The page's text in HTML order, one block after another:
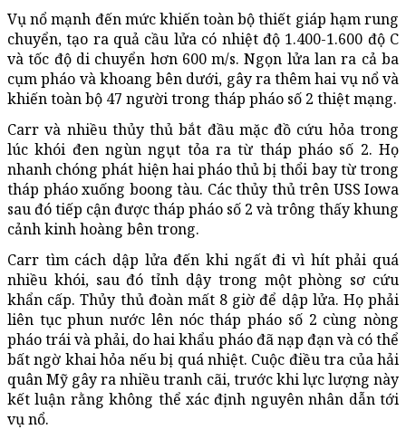
Vụ nổ mạnh đến mức khiến toàn bộ thiết giáp hạm rung
chuyển, tạo ra quả cầu lửa có nhiệt độ 1.400-1.600 độ C
và tốc độ di chuyển hơn 600 m/s. Ngọn lửa lan ra cả ba
cụm pháo và khoang bên dưới, gây ra thêm hai vụ nổ và
khiến toàn bộ 47 người trong tháp pháo số 2 thiệt mạng.
Carr và nhiều thủy thủ bắt đầu mặc đồ cứu hỏa trong
lúc khói đen ngùn ngụt tỏa ra từ tháp pháo số 2. Họ
nhanh chóng phát hiện hai pháo thủ bị thổi bay từ trong
tháp pháo xuống boong tàu. Các thủy thủ trên USS Iowa
sau đó tiếp cận được tháp pháo số 2 và trông thấy khung
cảnh kinh hoàng bên trong.
Carr tìm cách dập lửa đến khi ngất đi vì hít phải quá
nhiều khói, sau đó tỉnh dậy trong một phòng sơ cứu
khẩn cấp. Thủy thủ đoàn mất 8 giờ để dập lửa. Họ phải
liên tục phun nước lên nóc tháp pháo số 2 cùng nòng
pháo trái và phải, do hai khẩu pháo đã nạp đạn và có thể
bất ngờ khai hỏa nếu bị quá nhiệt. Cuộc điều tra của hải
quân Mỹ gây ra nhiều tranh cãi, trước khi lực lượng này
kết luận rằng không thể xác định nguyên nhân dẫn tới
vụ nổ.